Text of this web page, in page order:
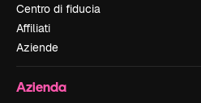
Centro di fiducia
Affiliati
Aziende
Azienda